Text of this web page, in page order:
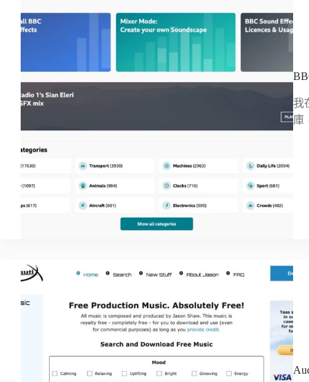
我
庫